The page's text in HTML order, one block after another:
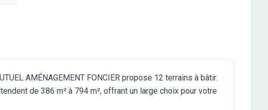
AMÉNAGEMENT FONCIER propose 12 terrains à bâtir.
de 386 m² à 794 m², offrant un large choix pour votre